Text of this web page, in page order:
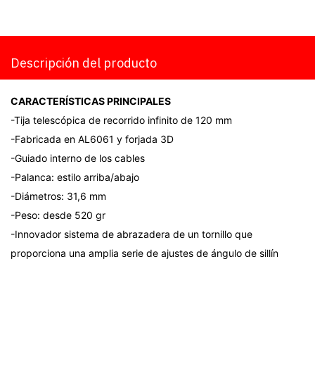
Descripción del producto
CARACTERÍSTICAS PRINCIPALES
-Tija telescópica de recorrido infinito de 120 mm
-Fabricada en AL6061 y forjada 3D
-Guiado interno de los cables
-Palanca: estilo arriba/abajo
-Diámetros: 31,6 mm
-Peso: desde 520 gr
-Innovador sistema de abrazadera de un tornillo que
proporciona una amplia serie de ajustes de ángulo de sillín